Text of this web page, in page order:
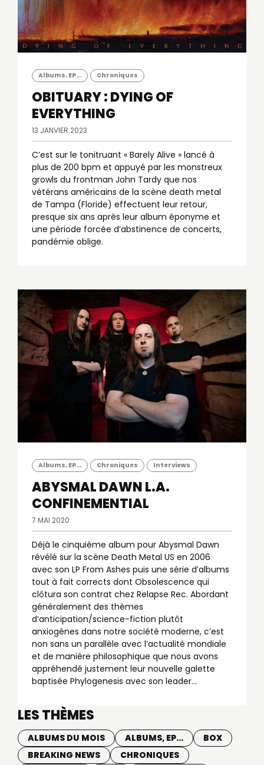
Albums, EP... Chroniques
OBITUARY : DYING OF
EVERYTHING
13 JANVIER 2023
C’est sur le tonitruant « Barely Alive » lancé à
plus de 200 bpm et appuyé par les monstreux
growls du frontman John Tardy que nos
vétérans américains de la scène death metal
de Tampa (Floride) effectuent leur retour,
presque six ans après leur album éponyme et
une période forcée d’abstinence de concerts,
pandémie oblige.
Albums, EP... Chroniques Interviews
ABYSMAL DAWNL.A.
CONFINEMENTIAL
7 MAI 2020
Déjà le cinquième album pour Abysmal Dawn
révélé sur la scène Death Metal US en 2006
avec son LP From Ashes puis une série d’albums
tout à fait corrects dont Obsolescence qui
clôtura son contrat chez Relapse Rec. Abordant
généralement des thèmes
d’anticipation/science-fiction plutôt
anxiogènes dans notre société moderne, c’est
non sans un parallèle avec l’actualité mondiale
et de manière philosophique que nous avons
appréhendé justement leur nouvelle galette
baptisée Phylogenesis avec son leader...
LES THÈMES
ALBUMS DU MOIS ALBUMS, EP...
BOX
BREAKING NEWS
CHRONIQUES